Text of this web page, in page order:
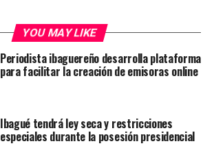
YOU MAY LIKE
Periodista ibaguereño desarrolla plataforma
para facilitar la creación de emisoras online
Ibagué tendrá ley seca y restricciones
especiales durante la posesión presidencial